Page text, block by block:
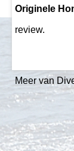
Originele
review.
Meer van